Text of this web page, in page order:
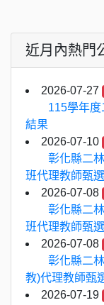
近月內熱門
2026-07-27
115學年
結果
2026-07-10
彰化縣二
班代理教師甄
2026-07-08
彰化縣二
班代理教師甄
2026-07-08
彰化縣二
教)代理教師甄
2026-07-19